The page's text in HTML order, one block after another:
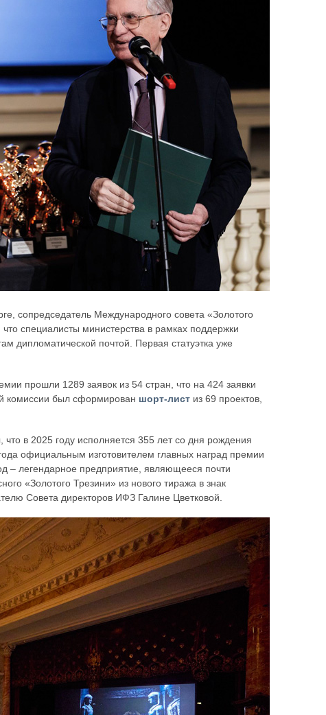
сопредседатель Международного совета «Золотого
специалисты министерства в рамках поддержки
дипломатической почтой. Первая статуэтка уже
прошли 1289 заявок из 54 стран, что на 424 заявки
комиссии был сформирован шорт-лист из 69 проектов,
что в 2025 году исполняется 355 лет со дня рождения
официальным изготовителем главных наград премии
– легендарное предприятие, являющееся почти
«Золотого Трезини» из нового тиража в знак
Совета директоров ИФЗ Галине Цветковой.